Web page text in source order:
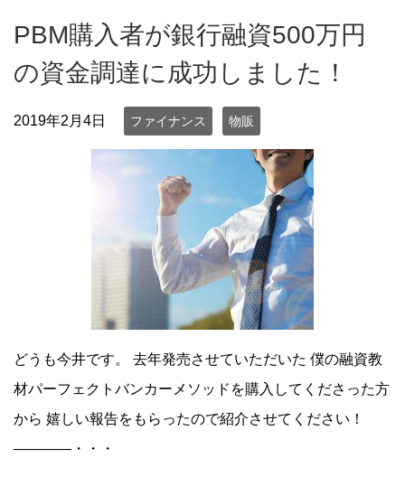
PBM購入者が銀行融資500万円
の資金調達に成功しました！
2019年2月4日 ファイナンス 物販
どうも今井です。 去年発売させていただいた 僕の融資教
材パーフェクトバンカーメソッドを購入してくださった方
から 嬉しい報告をもらったので紹介させてください！
————・・・